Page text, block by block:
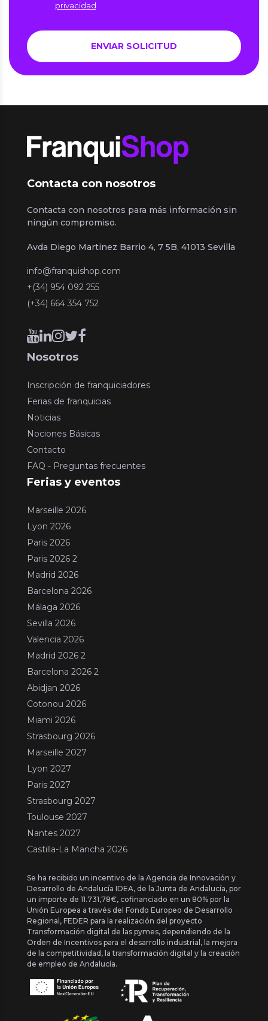
privacidad
Contacta con nosotros
Contacta con nosotros para más información sin
ningún compromiso.
Avda Diego Martinez Barrio 4, 7 5B, 41013 Sevilla
info@franquishop.com
+(34) 954 092 255
(+34) 664 354 752
Nosotros
Inscripción de franquiciadores
Ferias de franquicias
Noticias
Nociones Básicas
Contacto
FAQ - Preguntas frecuentes
Ferias y eventos
Marseille 2026
Lyon 2026
Paris 2026
Paris 2026 2
Madrid 2026
Barcelona 2026
Málaga 2026
Sevilla 2026
Valencia 2026
Madrid 2026 2
Barcelona 2026 2
Abidjan 2026
Cotonou 2026
Miami 2026
Strasbourg 2026
Marseille 2027
Lyon 2027
Paris 2027
Strasbourg 2027
Toulouse 2027
Nantes 2027
Castilla-La Mancha 2026
Se ha recibido un incentivo de la Agencia de Innovación y
Desarrollo de Andalucía IDEA, de la Junta de Andalucía, por
un importe de 11.731,78€, cofinanciado en un 80% por la
Unión Europea a través del Fondo Europeo de Desarrollo
Regional, FEDER para la realización del proyecto
Transformación digital de las pymes, dependiendo de la
Orden de Incentivos para el desarrollo industrial, la mejora
de la competitividad, la transformación digital y la creación
de empleo de Andalucía.